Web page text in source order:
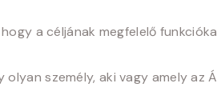
a céljának megfelelő
személy, aki vagy amely az